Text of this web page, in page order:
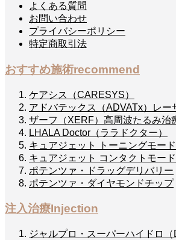
よくある質問
お問い合わせ
プライバシーポリシー
特定商取引法
おすすめ施術recommend
ケアシス（CARESYS）
アドバテックス（ADVATx）レー
ザーフ（XERF）高周波たるみ治
LHALA Doctor（ララドクター）
キュアジェット トーニングモード
キュアジェット コンタクトモード
ポテンツァ・ドラッグデリバリー
ポテンツァ・ダイヤモンドチップ
注入治療Injection
ジャルプロ・スーパーハイドロ（